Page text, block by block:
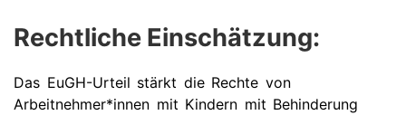
Rechtliche Einschätzung:
Das EuGH-Urteil stärkt die Rechte von
Arbeitnehmer*innen mit Kindern mit Behinderung